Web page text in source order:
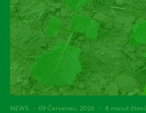
NEWS 09 Červenec, 2026 8 minut čtení